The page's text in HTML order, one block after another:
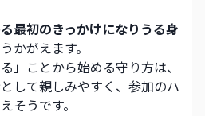
最初のきっかけになりうる身
かがえます。
」ことから始める守り方は、
して親しみやすく、参加のハ
そうです。